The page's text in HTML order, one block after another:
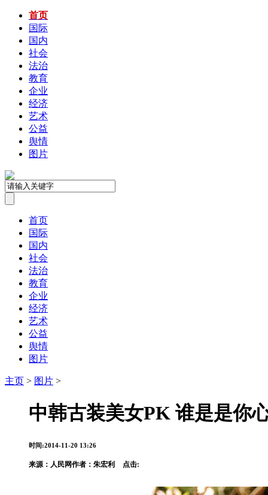
首页
国际
国内
社会
法治
教育
企业
经济
艺术
公益
舆情
图片
首页
国际
国内
社会
法治
教育
企业
经济
艺术
公益
舆情
图片
主页 > 图片 >
中韩古装美女PK 谁是是你
时间:2014-11-20 13:26
来源： 人民网作者：朱宏利 点击: